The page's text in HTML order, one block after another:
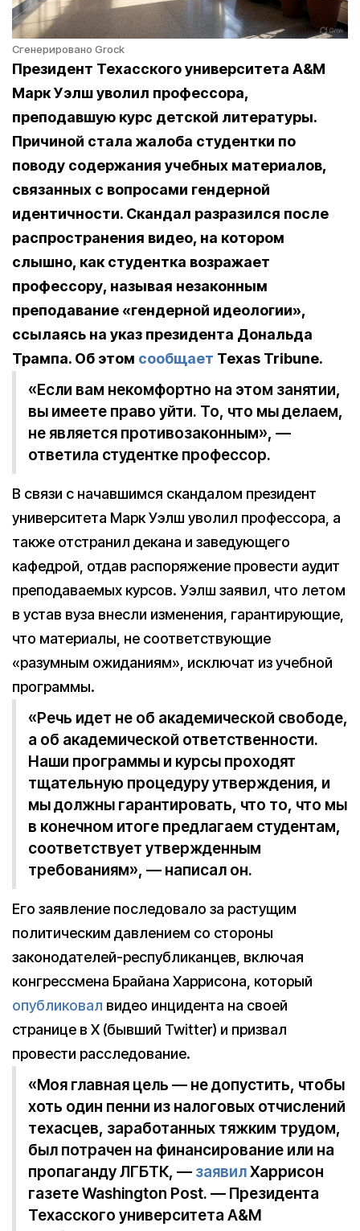
Сгенерировано Grock
Президент Техасского университета A&M
Марк Уэлш уволил профессора,
преподавшую курс детской литературы.
Причиной стала жалоба студентки по
поводу содержания учебных материалов,
связанных с вопросами гендерной
идентичности. Скандал разразился после
распространения видео, на котором
слышно, как студентка возражает
профессору, называя незаконным
преподавание «гендерной идеологии»,
ссылаясь на указ президента Дональда
Трампа. Об этом сообщает Texas Tribune.
«Если вам некомфортно на этом занятии,
вы имеете право уйти. То, что мы делаем,
не является противозаконным», —
ответила студентке профессор.
В связи с начавшимся скандалом президент
университета Марк Уэлш уволил профессора, а
также отстранил декана и заведующего
кафедрой, отдав распоряжение провести аудит
преподаваемых курсов. Уэлш заявил, что летом
в устав вуза внесли изменения, гарантирующие,
что материалы, не соответствующие
«разумным ожиданиям», исключат из учебной
программы.
«Речь идет не об академической свободе,
а об академической ответственности.
Наши программы и курсы проходят
тщательную процедуру утверждения, и
мы должны гарантировать, что то, что мы
в конечном итоге предлагаем студентам,
соответствует утвержденным
требованиям», — написал он.
Его заявление последовало за растущим
политическим давлением со стороны
законодателей-республиканцев, включая
конгрессмена Брайана Харрисона, который
опубликовал видео инцидента на своей
странице в X (бывший Twitter) и призвал
провести расследование.
«Моя главная цель — не допустить, чтобы
хоть один пенни из налоговых отчислений
техасцев, заработанных тяжким трудом,
был потрачен на финансирование или на
пропаганду ЛГБТК, — заявилХаррисон
газете Washington Post. — Президента
Техасского университета A&M